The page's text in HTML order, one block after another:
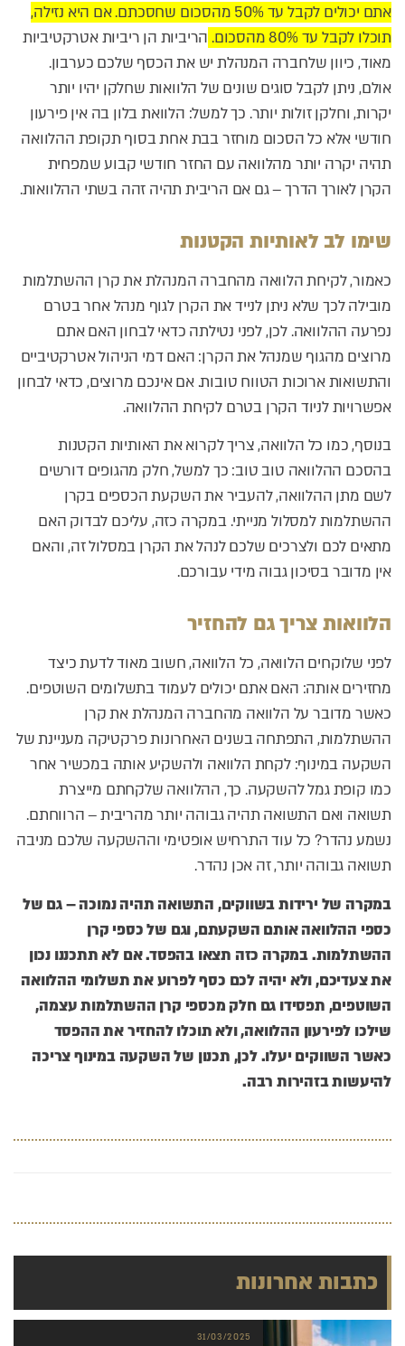
אתם יכולים לקבל עד 50% מהסכום שחסכתם. אם היא נזילה,
תוכלו לקבל עד 80% מהסכום.
הריביות הן ריביות אטרקטיביות
מאוד, כיוון שלחברה המנהלת יש את הכסף שלכם כערבון.
אולם, ניתן לקבל סוגים שונים של הלוואות שחלקן יהיו יותר
יקרות, וחלקן זולות יותר. כך למשל: הלוואת בלון בה אין פירעון
חודשי אלא כל הסכום מוחזר בבת אחת בסוף תקופת ההלוואה
תהיה יקרה יותר מהלוואה עם החזר חודשי קבוע שמפחית
הקרן לאורך הדרך – גם אם הריבית תהיה זהה בשתי ההלוואות.
שימו לב לאותיות הקטנות
כאמור, לקיחת הלוואה מהחברה המנהלת את קרן ההשתלמות
מובילה לכך שלא ניתן לנייד את הקרן לגוף מנהל אחר בטרם
נפרעה ההלוואה. לכן, לפני נטילתה כדאי לבחון האם אתם
מרוצים מהגוף שמנהל את הקרן: האם דמי הניהול אטרקטיביים
והתשואות ארוכות הטווח טובות. אם אינכם מרוצים, כדאי לבחון
אפשרויות לניוד הקרן בטרם לקיחת ההלוואה.
בנוסף, כמו כל הלוואה, צריך לקרוא את האותיות הקטנות
בהסכם ההלוואה טוב טוב: כך למשל, חלק מהגופים דורשים
לשם מתן ההלוואה, להעביר את השקעת הכספים בקרן
ההשתלמות למסלול מנייתי. במקרה כזה, עליכם לבדוק האם
מתאים לכם ולצרכים שלכם לנהל את הקרן במסלול זה, והאם
אין מדובר בסיכון גבוה מידי עבורכם.
הלוואות צריך גם להחזיר
לפני שלוקחים הלוואה, כל הלוואה, חשוב מאוד לדעת כיצד
מחזירים אותה: האם אתם יכולים לעמוד בתשלומים השוטפים.
כאשר מדובר על הלוואה מהחברה המנהלת את קרן
ההשתלמות, התפתחה בשנים האחרונות פרקטיקה מעניינת של
השקעה במינוף: לקחת הלוואה ולהשקיע אותה במכשיר אחר
כמו קופת גמל להשקעה. כך, ההלוואה שלקחתם מייצרת
תשואה ואם התשואה תהיה גבוהה יותר מהריבית – הרווחתם.
נשמע נהדר? כל עוד התרחיש אופטימי וההשקעה שלכם מניבה
תשואה גבוהה יותר, זה אכן נהדר.
במקרה של ירידות בשווקים, התשואה תהיה נמוכה – גם של
כספי ההלוואה אותם השקעתם, וגם של כספי קרן
ההשתלמות. במקרה כזה תצאו בהפסד. אם לא תתכננו נכון
את צעדיכם, ולא יהיה לכם כסף לפרוע את תשלומי ההלוואה
השוטפים, תפסידו גם חלק מכספי קרן ההשתלמות עצמה,
שילכו לפירעון ההלוואה, ולא תוכלו להחזיר את ההפסד
כאשר השווקים יעלו. לכן, תכנון של השקעה במינוף צריכה
להיעשות בזהירות רבה.
כתבות אחרונות
31/03/2025